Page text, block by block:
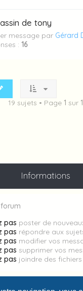
de tony
message par Gérard
: 16
19 sujets • Page 1 sur 1
Informations
pas poster de
pas répondre aux
pas modifier vos
pas supprimer vos
pas joindre des fichiers